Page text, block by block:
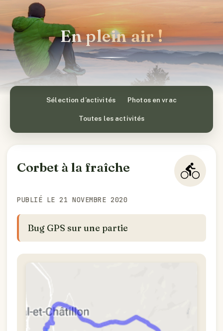
En plein air !
Sélection d’activités Photos en vrac
Toutes les activités
Corbet à la fraîche
PUBLIÉ LE 21 NOVEMBRE 2020
Bug GPS sur une partie